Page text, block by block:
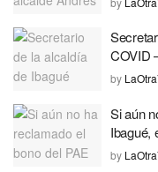
COVID
by
Si aún
Ibagué,
by